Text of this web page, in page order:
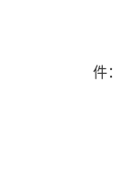
件：